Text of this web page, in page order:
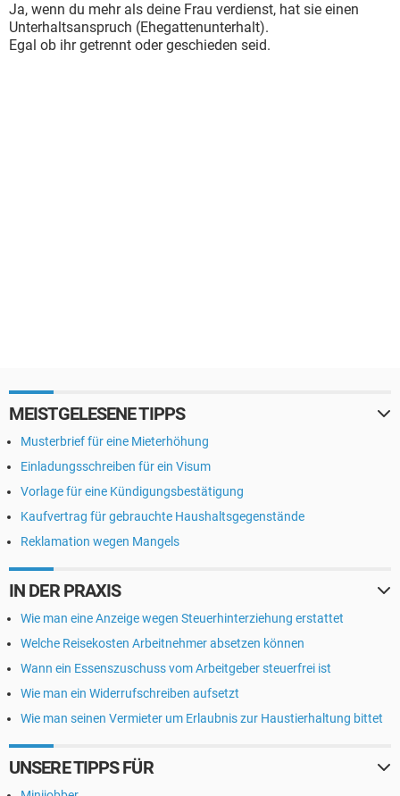
Ja, wenn du mehr als deine Frau verdienst, hat sie einen
Unterhaltsanspruch (Ehegattenunterhalt).
Egal ob ihr getrennt oder geschieden seid.
MEISTGELESENE TIPPS
Musterbrief für eine Mieterhöhung
Einladungsschreiben für ein Visum
Vorlage für eine Kündigungsbestätigung
Kaufvertrag für gebrauchte Haushaltsgegenstände
Reklamation wegen Mangels
IN DER PRAXIS
Wie man eine Anzeige wegen Steuerhinterziehung erstattet
Welche Reisekosten Arbeitnehmer absetzen können
Wann ein Essenszuschuss vom Arbeitgeber steuerfrei ist
Wie man ein Widerrufschreiben aufsetzt
Wie man seinen Vermieter um Erlaubnis zur Haustierhaltung bittet
UNSERE TIPPS FÜR